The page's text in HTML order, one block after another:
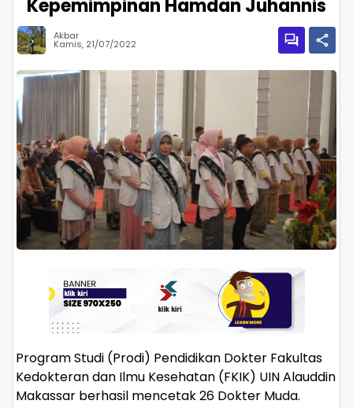
Kepemimpinan Hamdan Juhannis
Akbar
Kamis, 21/07/2022
Program Studi (Prodi) Pendidikan Dokter Fakultas
Kedokteran dan Ilmu Kesehatan (FKIK) UIN Alauddin
Makassar berhasil mencetak 26 Dokter Muda.